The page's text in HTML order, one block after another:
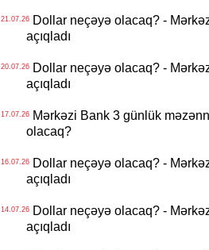
21.07.26Dollar neçəyə olacaq? -
açıqladı
20.07.26Dollar neçəyə olacaq? -
açıqladı
17.07.26Mərkəzi Bank 3 günlük
olacaq?
16.07.26Dollar neçəyə olacaq? -
açıqladı
14.07.26Dollar neçəyə olacaq? -
açıqladı